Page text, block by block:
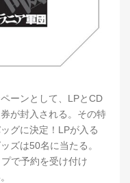
ーンとして、LPとCD
が封入される。その特
グに決定！LPが入る
ズは50名に当たる。
で予約を受け付け